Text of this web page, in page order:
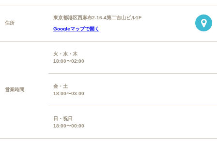
住所
東京都港区西麻布2-16-4第二吉山ビル1F
Googleマップで開く
営業時間
火・水・木
18:00〜02:00
金・土
18:00〜03:00
日・祝日
18:00〜00:00